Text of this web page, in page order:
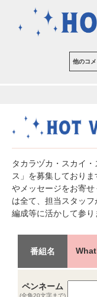
他のコ
タカラヅカ・スカイ
ス」を募集しており
やメッセージをお寄
は全て、担当スタッ
編成等に活かして参り
番組名
ペンネーム
(全角20文字まで)